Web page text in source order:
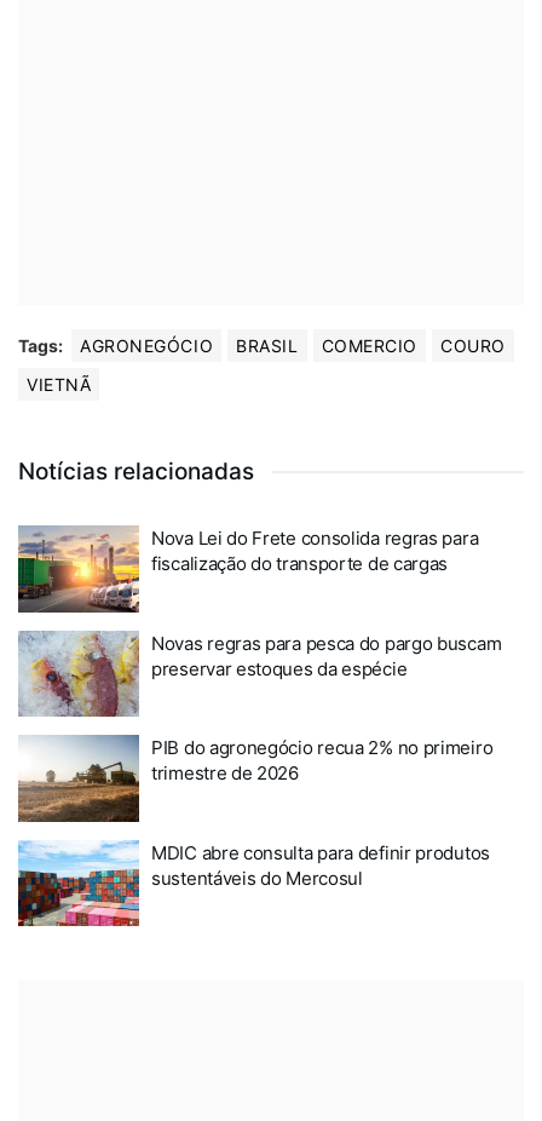
Tags: AGRONEGÓCIO BRASIL COMERCIO
COURO
VIETNÃ
Notícias relacionadas
Nova Lei do Frete consolida regras para
fiscalização do transporte de cargas
Novas regras para pesca do pargo buscam
preservar estoques da espécie
PIB do agronegócio recua 2% no primeiro
trimestre de 2026
MDIC abre consulta para definir produtos
sustentáveis do Mercosul